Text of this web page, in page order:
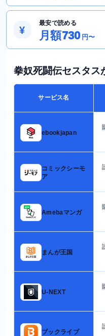
¥
最安で読める
月額730 円〜
拳奴死闘伝セスタス
サービス名
ebookjapan
コミックシーモ
ア
Amebaマンガ
まんが王国
U-NEXT
ブックライブ